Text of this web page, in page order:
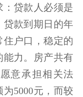
贷款人必须是
款到期日的年
住户口，稳定的
力。房产共有
意承担相关法
5000元，而较